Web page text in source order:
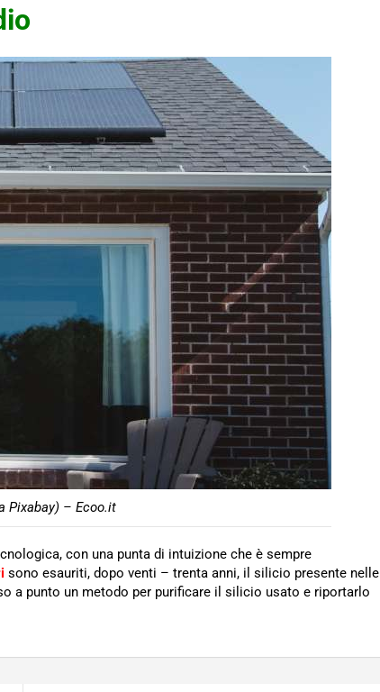
Pixabay) – Ecoo.it
con una punta di intuizione che è sempre
sono esauriti, dopo venti – trenta anni, il silicio presente nelle
a punto un metodo per purificare il silicio usato e riportarlo